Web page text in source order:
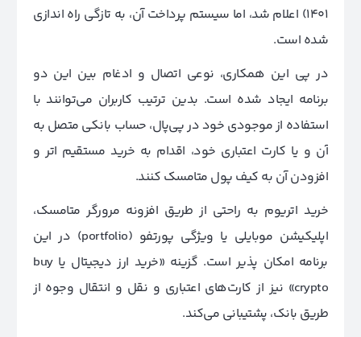
1401) اعلام شد، اما سیستم پرداخت آن، به تازگی راه اندازی
شده است.
در پی این همکاری، نوعی اتصال و ادغام بین این دو
برنامه ایجاد شده است. بدین ترتیب کاربران می‌توانند با
استفاده از موجودی خود در پی‌پال، حساب بانکی متصل به
آن و یا کارت اعتباری خود، اقدام به خرید مستقیم اتر و
افزودن آن به کیف پول متامسک کنند.
خرید اتریوم به راحتی از طریق افزونه مرورگر متامسک،
اپلیکیشن موبایلی یا ویژگی پورتفو (portfolio) در این
برنامه امکان پذیر است. گزینه «خرید ارز دیجیتال یا buy
crypto» نیز از کارت‌های اعتباری و نقل و انتقال وجوه از
طریق بانک، پشتیبانی می‌کند.